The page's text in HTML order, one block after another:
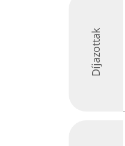
Díjazottak